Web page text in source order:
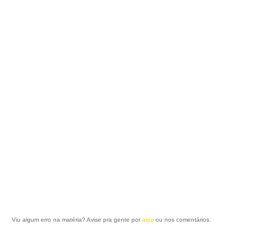
Viu algum erro na matéria? Avise pra gente por aqui ou nos comentários.